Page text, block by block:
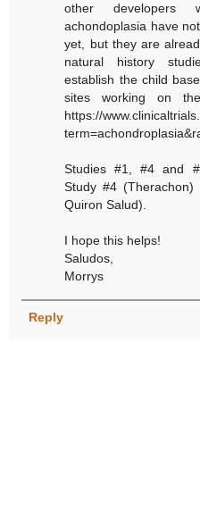
other developers
achondoplasia have
yet, but they are
natural history
establish the child
sites working on
https://
Studies #1, #4 and
Study #4
Quiron Salud).
I hope this helps!
Saludos,
Morrys
Reply